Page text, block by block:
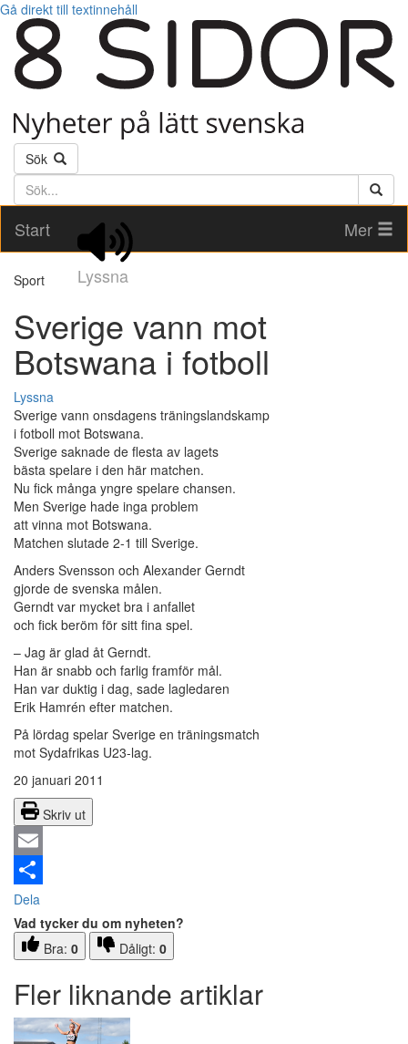
Gå direkt till textinnehåll
Sök
Söktext
Start
Lyssna
Mer
Sport
Sverige vann mot
Botswana i fotboll
Lyssna
Sverige vann onsdagens träningslandskamp
i fotboll mot Botswana.
Sverige saknade de flesta av lagets
bästa spelare i den här matchen.
Nu fick många yngre spelare chansen.
Men Sverige hade inga problem
att vinna mot Botswana.
Matchen slutade 2-1 till Sverige.
Anders Svensson och Alexander Gerndt
gjorde de svenska målen.
Gerndt var mycket bra i anfallet
och fick beröm för sitt fina spel.
– Jag är glad åt Gerndt.
Han är snabb och farlig framför mål.
Han var duktig i dag, sade lagledaren
Erik Hamrén efter matchen.
På lördag spelar Sverige en träningsmatch
mot Sydafrikas U23-lag.
20 januari 2011
Skriv ut
Email
Dela
Vad tycker du om nyheten?
Bra: 0 Dåligt: 0
Fler liknande artiklar